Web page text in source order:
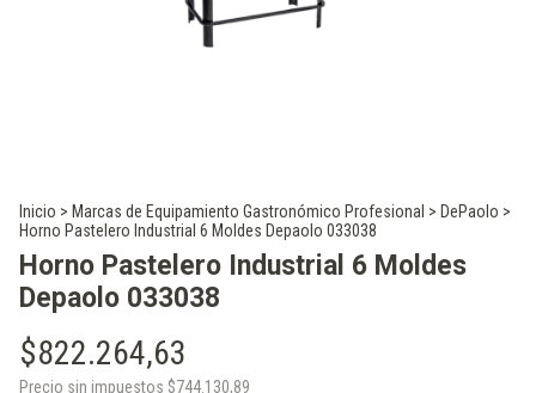
Inicio > Marcas de Equipamiento Gastronómico Profesional > DePaolo >
Horno Pastelero Industrial 6 Moldes Depaolo 033038
Horno Pastelero Industrial 6 Moldes
Depaolo 033038
$822.264,63
Precio sin impuestos $744.130,89